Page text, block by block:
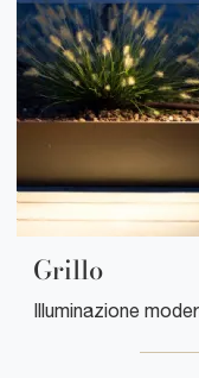
Grillo